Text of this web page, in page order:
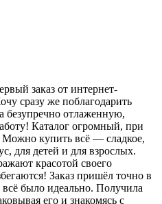
заказ от интернет-
сразу же поблагодарить
безупречно отлаженную,
Каталог огромный, при
Можно купить всё — сладкое,
для детей и для взрослых.
красотой своего
Заказ пришёл точно в
было идеально. Получила
его и знакомясь с